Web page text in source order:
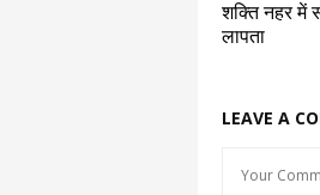
शक्ति नहर में
लापता
LEAVE A